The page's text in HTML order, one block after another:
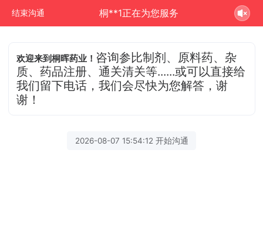
结束沟通 桐**1正在为您服务
欢迎来到桐晖药业！ 咨询参比制剂、原料药、杂
质、药品注册、通关清关等......或可以直接给
我们留下电话，我们会尽快为您解答，谢
谢！
2026-08-07 15:54:12 开始沟通